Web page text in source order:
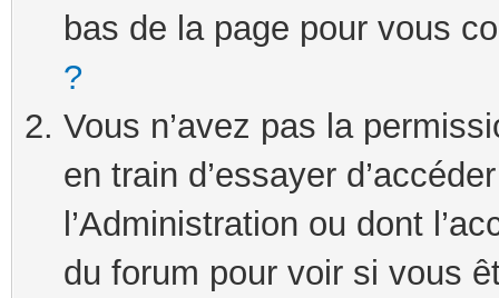
bas de la page pour vous
?
Vous n’avez pas la
en train d’essayer
l’Administration ou dont
du forum pour voir si vous